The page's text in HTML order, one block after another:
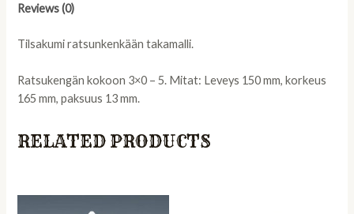
Reviews (0)
Tilsakumi ratsunkenkään takamalli.
Ratsukengän kokoon 3×0 – 5. Mitat: Leveys 150 mm, korkeus
165 mm, paksuus 13 mm.
RELATED PRODUCTS